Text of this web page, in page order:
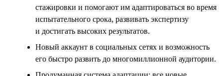
стажировки и помогают им адаптироваться во время
испытательного срока, развивать экспертизу
и достигать высоких результатов.
Новый аккаунт в социальных сетях и возможность
его быстро развить до многомиллионной аудитории.